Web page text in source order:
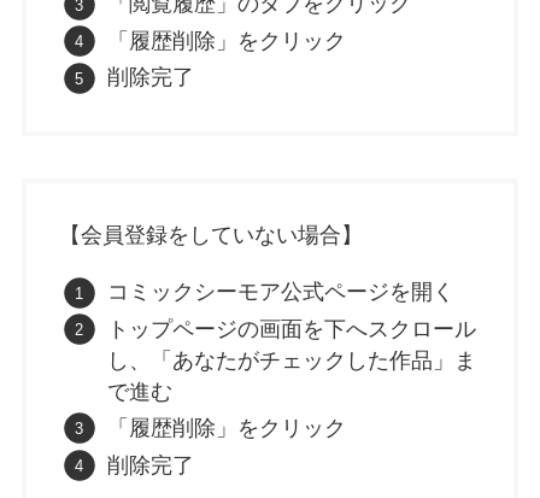
「履歴削除」をクリック
削除完了
【会員登録をしていない場合】
コミックシーモア公式ページを開く
トップページの画面を下へスクロール
し、「あなたがチェックした作品」ま
で進む
「履歴削除」をクリック
削除完了